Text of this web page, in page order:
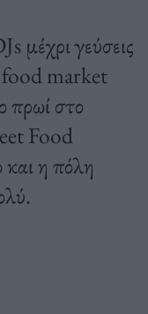
μέχρι γεύσεις
food market
πρωί στο
Food
η πόλη